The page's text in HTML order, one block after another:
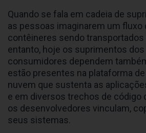
Quando se fala em cadeia de
as pessoas imaginarem um fluxo
contêineres sendo transportados
entanto, hoje os suprimentos
consumidores dependem
estão presentes na plataforma
nuvem que sustenta as
e em diversos trechos de código
os desenvolvedores vinculam,
seus sistemas.